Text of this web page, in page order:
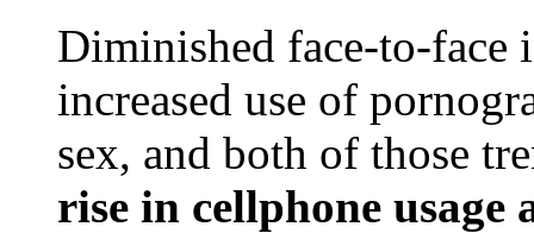
Diminished face-to-face
increased use of
sex, and both of those
rise in cellphone usage